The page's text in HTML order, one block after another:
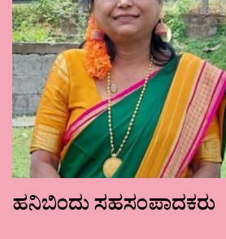
ಹನಿಬಿಂದು ಸಹಸಂಪಾದಕರು